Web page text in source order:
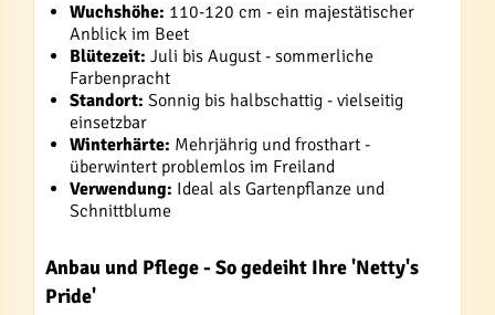
Wuchshöhe: 110-120 cm - ein majestätischer
Anblick im Beet
Blütezeit: Juli bis August - sommerliche
Farbenpracht
Standort: Sonnig bis halbschattig - vielseitig
einsetzbar
Winterhärte: Mehrjährig und frosthart -
überwintert problemlos im Freiland
Verwendung: Ideal als Gartenpflanze und
Schnittblume
Anbau und Pflege - So gedeiht Ihre 'Netty's
Pride'